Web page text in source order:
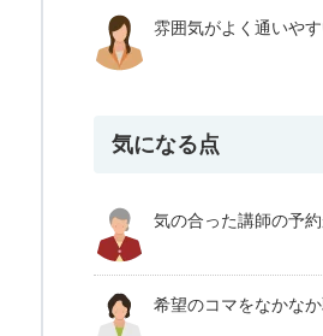
雰囲気がよく通いや
気になる点
気の合った講師の予
希望のコマをなかな